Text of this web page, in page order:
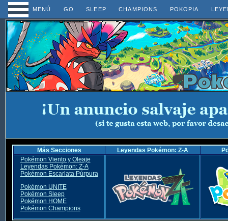
MENÚ GO SLEEP CHAMPIONS POKOPIA
Más Secciones Leyendas Pokémon: Z-A
Pokémon Viento y Oleaje
Leyendas Pokémon: Z-A
Pokémon Escarlata Púrpura
Pokémon UNITE
Pokémon Sleep
Pokémon HOME
Pokémon Champions